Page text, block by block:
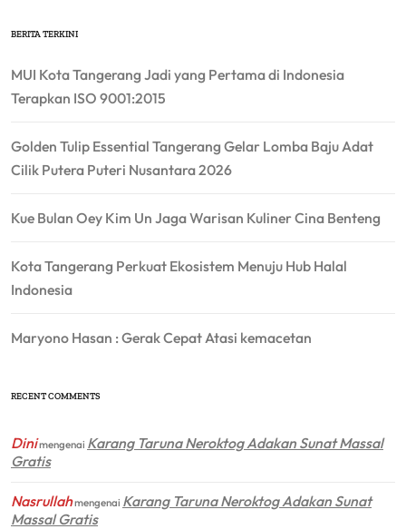
BERITA TERKINI
MUI Kota Tangerang Jadi yang Pertama di Indonesia
Terapkan ISO 9001:2015
Golden Tulip Essential Tangerang Gelar Lomba Baju Adat
Cilik Putera Puteri Nusantara 2026
Kue Bulan Oey Kim Un Jaga Warisan Kuliner Cina Benteng
Kota Tangerang Perkuat Ekosistem Menuju Hub Halal
Indonesia
Maryono Hasan : Gerak Cepat Atasi kemacetan
RECENT COMMENTS
Dinimengenai Karang Taruna Neroktog Adakan Sunat Massal
Gratis
Nasrullahmengenai Karang Taruna Neroktog Adakan Sunat
Massal Gratis